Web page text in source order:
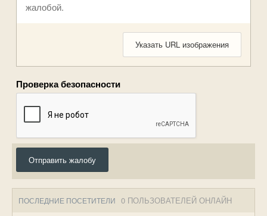
жалобой.
Указать URL изображения
Проверка безопасности
Отправить жалобу
ПОСЛЕДНИЕ ПОСЕТИТЕЛИ 0 ПОЛЬЗОВАТЕЛЕЙ ОНЛАЙН